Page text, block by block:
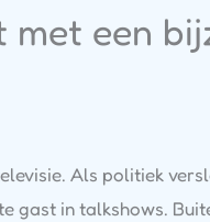
met een
Als politiek
gast in talkshows.